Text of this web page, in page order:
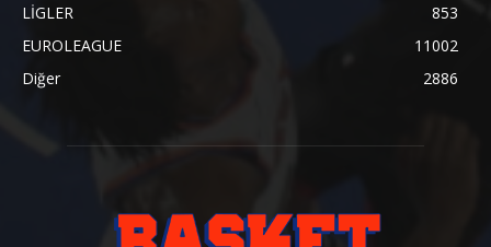
LİGLER
853
EUROLEAGUE
11002
Diğer
2886